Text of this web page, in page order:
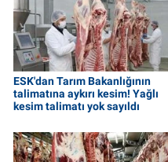
ESK'dan Tarım Bakanlığının
talimatına aykırı kesim! Yağlı
kesim talimatı yok sayıldı